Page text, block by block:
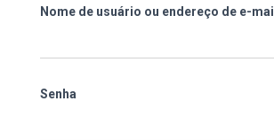
Nome de usuário ou endereço de e-mail
Senha